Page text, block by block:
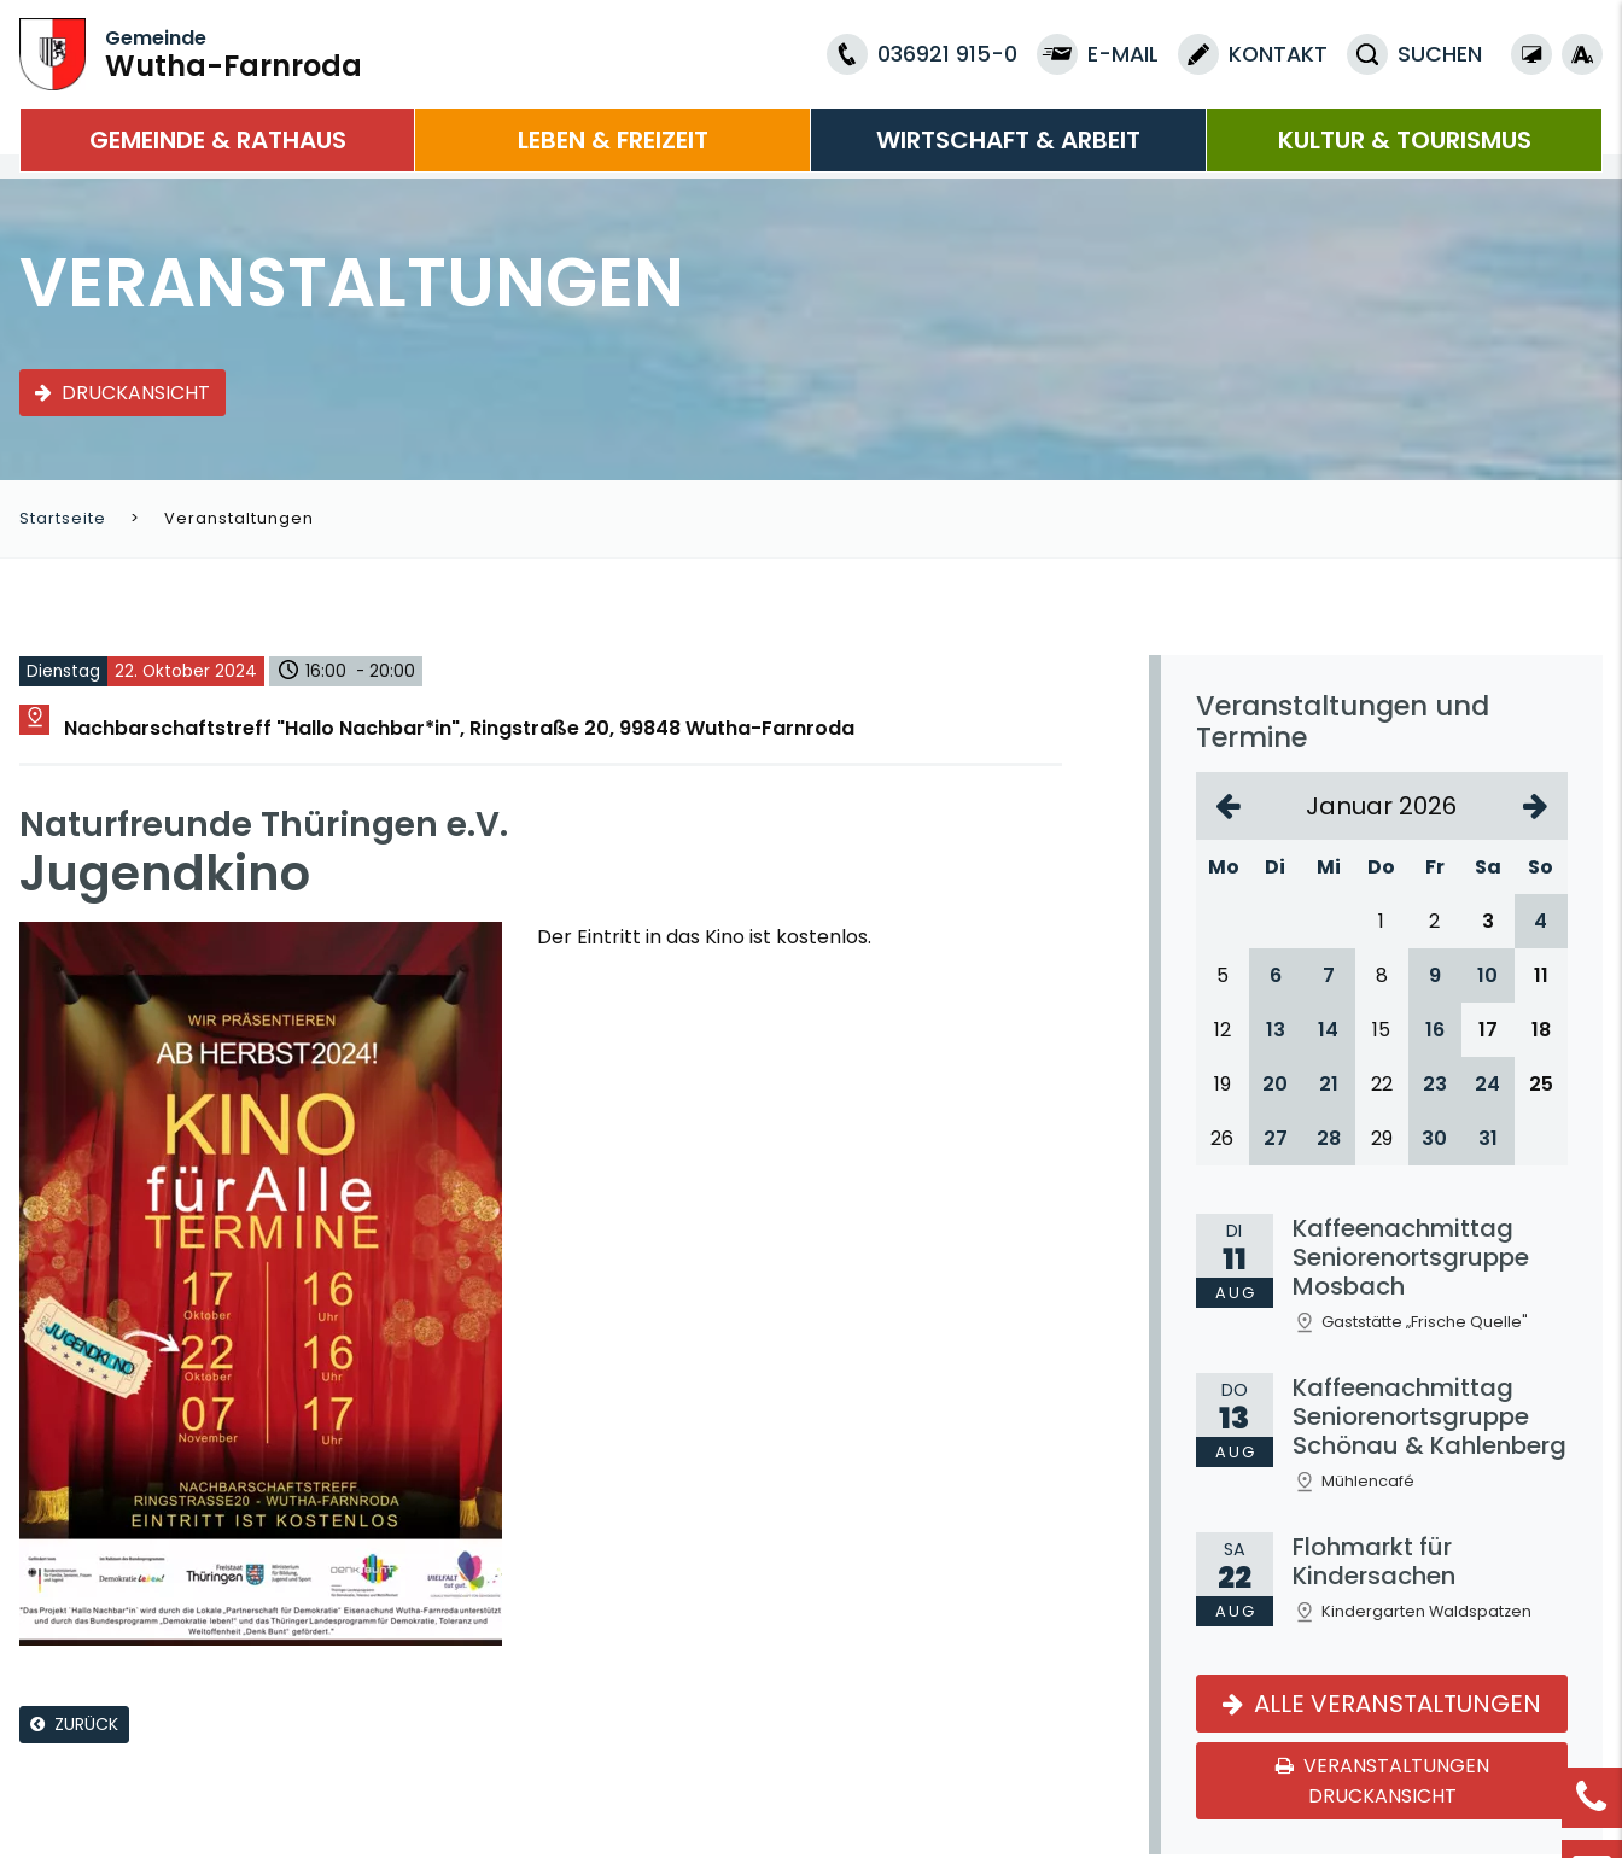
Gemeinde
Wutha-Farnroda 036921 915-0 E-MAIL KONTAKT SUCHEN
GEMEINDE & RATHAUS LEBEN & FREIZEIT WIRTSCHAFT & ARBEIT KULTUR & TOURISMUS
VERANSTALTUNGEN
DRUCKANSICHT
Startseite Veranstaltungen
Dienstag 22. Oktober 2024 16:00 - 20:00
Nachbarschaftstreff "Hallo Nachbar*in", Ringstraße 20, 99848 Wutha-Farnroda
Naturfreunde Thüringen e.V.
Jugendkino
Der Eintritt in das Kino ist kostenlos.
ZURÜCK
Veranstaltungen und
Termine
Januar 2026
Mo Di Mi Do Fr Sa
So
1
2 3
4
5
6 7 8 9 10
11
12
13 14 15 16 17
18
19
20 21 22 23 24
25
26
27 28 29 30 31
DI
11
AUG
Kaffeenachmittag
Seniorenortsgruppe
Mosbach
Gaststätte „Frische Quelle"
DO
13
AUG
Kaffeenachmittag
Seniorenortsgruppe
Schönau & Kahlenberg
Mühlencafé
SA
22
AUG
Flohmarkt für
Kindersachen
Kindergarten Waldspatzen
ALLE VERANSTALTUNGEN
VERANSTALTUNGEN
DRUCKANSICHT